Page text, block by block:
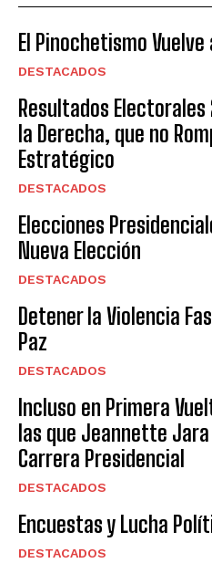
El Pinochetismo Vuelve
DESTACADOS
Resultados
la Derecha, que no
Estratégico
DESTACADOS
Elecciones
Nueva Elección
DESTACADOS
Detener la Violencia
Paz
DESTACADOS
Incluso en Primera
las que Jeannette Jara
Carrera Presidencial
DESTACADOS
Encuestas y Lucha
DESTACADOS